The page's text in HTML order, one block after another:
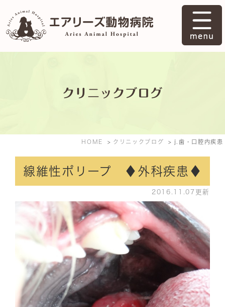
クリニックブログ
HOME クリニックブログ j.歯・口腔内疾患
線維性ポリープ ♦外科疾患♦
2016.11.07更新